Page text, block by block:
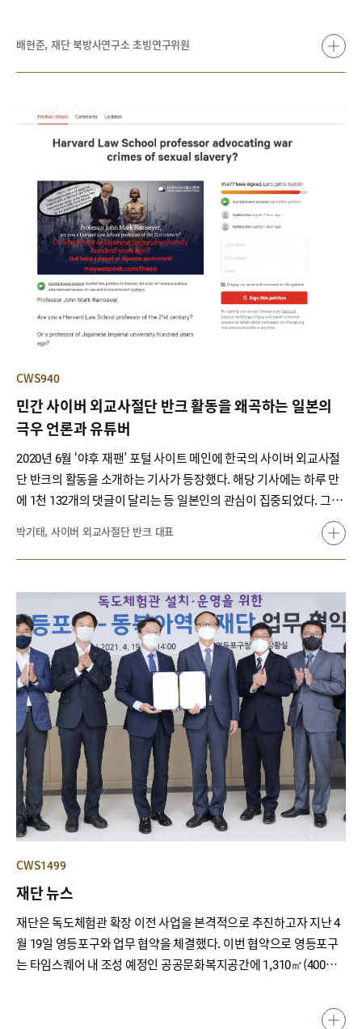
관련한 연구 성과는 다섯 차례에 걸쳐 연재할 예정이며, 이를 통해 중
국의 애국주의와 고대사 만들기가 어떠한 관련이 있는지를 알 수 있
을 것이다.
배현준, 재단 북방사연구소 초빙연구위원
CWS940
민간 사이버 외교사절단 반크 활동을 왜곡하는 일본의
극우 언론과 유튜버
2020년 6월 ‘야후 재팬’ 포털 사이트 메인에 한국의 사이버 외교사절
단 반크의 활동을 소개하는 기사가 등장했다. 해당 기사에는 하루 만
에 1천 132개의 댓글이 달리는 등 일본인의 관심이 집중되었다. 그런
데 해당 기사에 실린 반크 관련 내용이 황당했다. 반크가 한국 정부로
부터 연간 20억 엔, 한국돈 200억 이상의 예산을 받으며 100여 명의
연구원을 두고 있다는 것이다. 또 반크 대표는 한국 정부가 임명한 장
깎아내리는 것이 활동 목적이라며 근거 없는 주장을 이어갔다. 이런
일본 언론의 공격은 최근까지도 확대되고 있다.
박기태, 사이버 외교사절단 반크 대표
CWS1499
재단 뉴스
재단은 독도체험관 확장 이전 사업을 본격적으로 추진하고자 지난 4
월 19일 영등포구와 업무 협약을 체결했다. 이번 협약으로 영등포구
는 타임스퀘어 내 조성 예정인 공공문화복지공간에 1,310㎡(400평)